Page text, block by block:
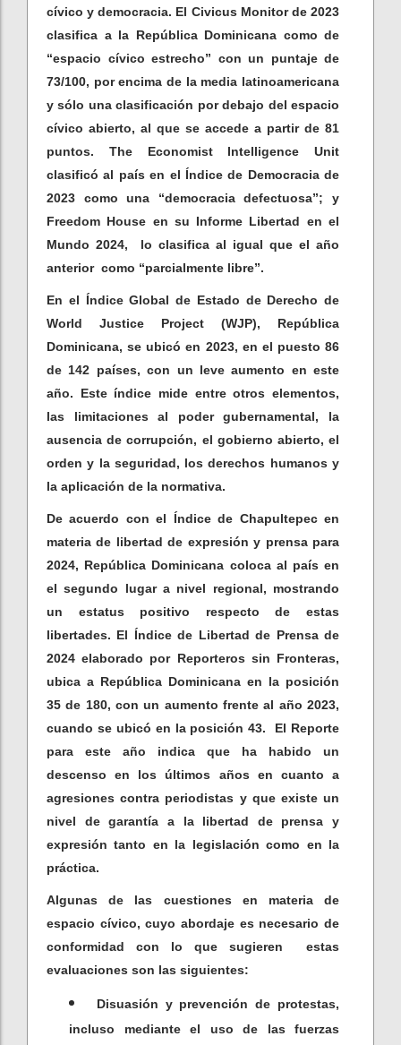
cívico y democracia. El Civicus Monitor de 2023
clasifica a la República Dominicana como de
“espacio cívico estrecho” con un puntaje de
73/100, por encima de la media latinoamericana
y sólo una clasificación por debajo del espacio
cívico abierto, al que se accede a partir de 81
puntos. The Economist Intelligence Unit
clasificó al país en el Índice de Democracia de
2023 como una “democracia defectuosa”; y
Freedom House en su Informe Libertad en el
Mundo 2024, lo clasifica al igual que el año
anterior como “parcialmente libre”.
En el Índice Global de Estado de Derecho de
World Justice Project (WJP), República
Dominicana, se ubicó en 2023, en el puesto 86
de 142 países, con un leve aumento en este
año. Este índice mide entre otros elementos,
las limitaciones al poder gubernamental, la
ausencia de corrupción, el gobierno abierto, el
orden y la seguridad, los derechos humanos y
la aplicación de la normativa.
De acuerdo con el Índice de Chapultepec en
materia de libertad de expresión y prensa para
2024, República Dominicana coloca al país en
el segundo lugar a nivel regional, mostrando
un estatus positivo respecto de estas
libertades. El Índice de Libertad de Prensa de
2024 elaborado por Reporteros sin Fronteras,
ubica a República Dominicana en la posición
35 de 180, con un aumento frente al año 2023,
cuando se ubicó en la posición 43. El Reporte
para este año indica que ha habido un
descenso en los últimos años en cuanto a
agresiones contra periodistas y que existe un
nivel de garantía a la libertad de prensa y
expresión tanto en la legislación como en la
práctica.
Algunas de las cuestiones en materia de
espacio cívico, cuyo abordaje es necesario de
conformidad con lo que sugieren estas
evaluaciones son las siguientes:
Disuasión y prevención de protestas,
incluso mediante el uso de las fuerzas